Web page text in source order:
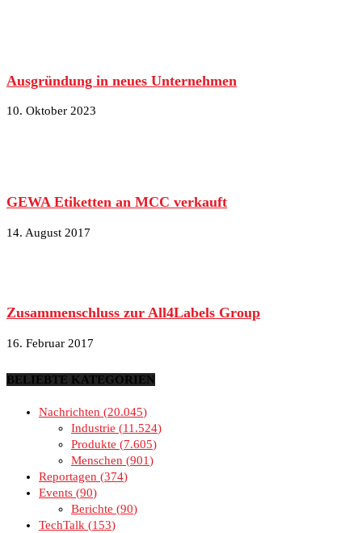
Ausgründung in neues Unternehmen
10. Oktober 2023
GEWA Etiketten an MCC verkauft
14. August 2017
Zusammenschluss zur All4Labels Group
16. Februar 2017
BELIEBTE KATEGORIEN
Nachrichten
20.045
Industrie
11.524
Produkte
7.605
Menschen
901
Reportagen
374
Events 90
Berichte
90
TechTalk
153